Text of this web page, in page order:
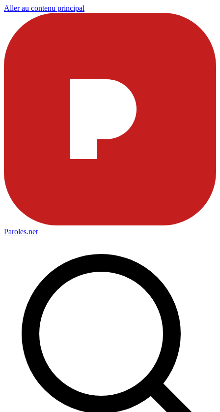
Aller au contenu principal
Paroles.net